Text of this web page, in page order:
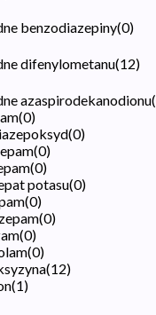
benzodiazepiny(0)
difenylometanu(12)
azaspirodekanodionu(
(0)
(0)
(0)
(0)
potasu(0)
(0)
(0)
(0)
(0)
(12)
(1)